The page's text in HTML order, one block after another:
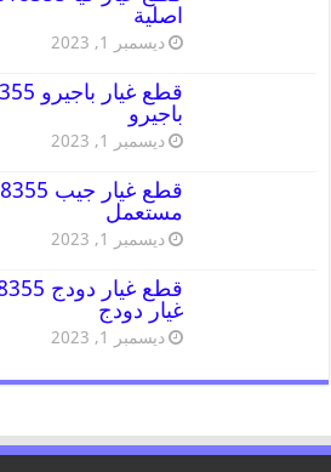
اصلية
ديسمبر 1, 2023
باجيرو
ديسمبر 1, 2023
مستعمل
ديسمبر 1, 2023
غيار دودج
ديسمبر 1, 2023